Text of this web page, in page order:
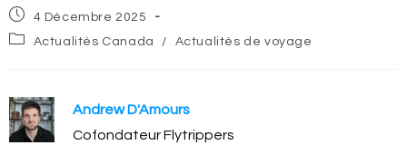
Post
published:
4 Décembre 2025
PostActualités Canada / Actualités de voyage
Andrew D'Amours
Cofondateur Flytrippers